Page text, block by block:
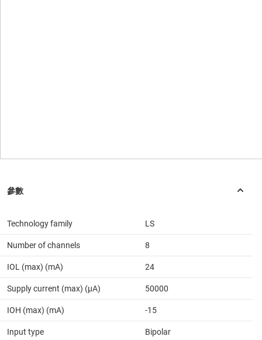
Technology family LS
Number of channels 8
IOL (max) (mA) 24
Supply current (max) (µA) 50000
IOH (max) (mA) -15
Input type Bipolar